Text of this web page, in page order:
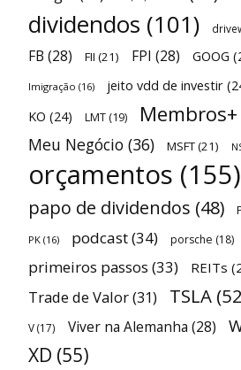
dividendos (101)
FB (28) FII (21) FPI (28) GOOG
Imigração (16) jeito vdd de investir
KO (24) LMT (19) Membros+
Meu Negócio (36) MSFT(21)
orçamentos (155)
papo de dividendos (48)
PK (16) podcast(34) porsche (18)
primeiros passos (33) REITs
Trade de Valor(31) TSLA
V(17) Viver na Alemanha (28)
XD (55)